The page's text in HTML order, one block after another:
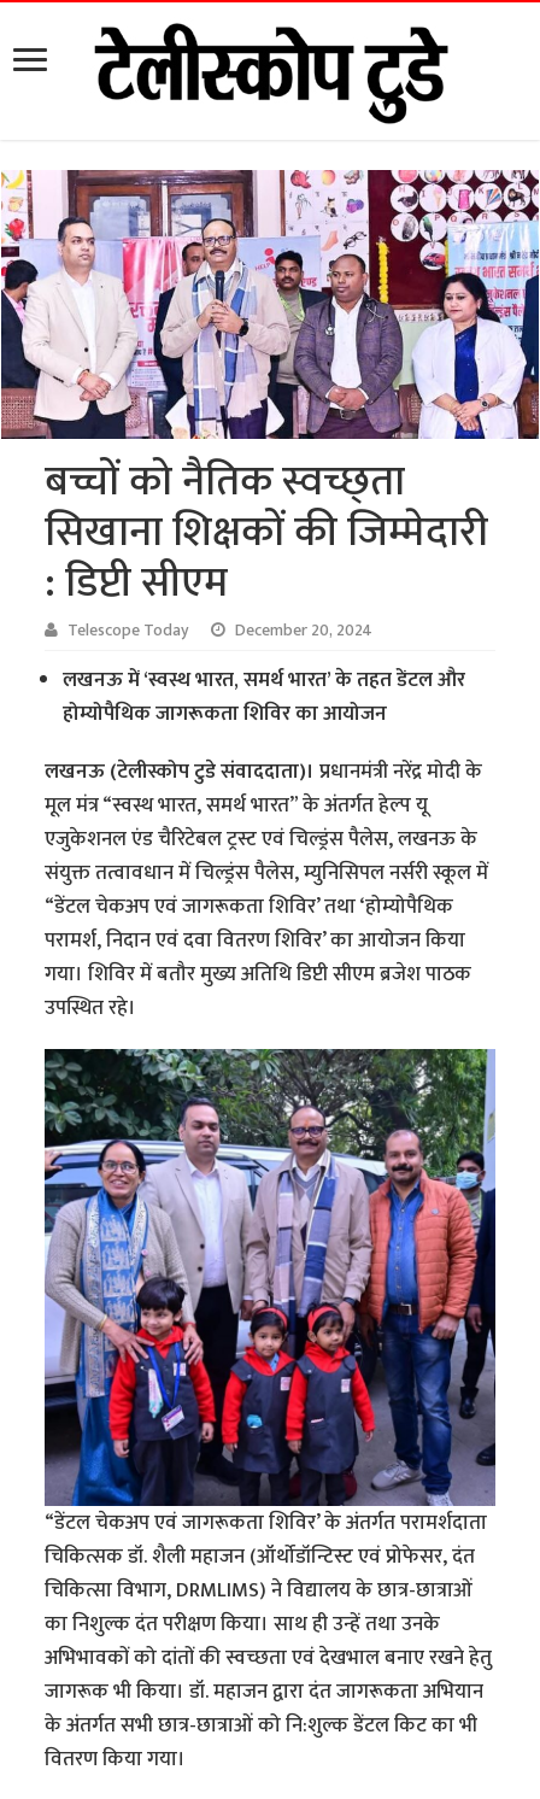
बच्चों को नैतिक स्वच्छ्ता
सिखाना शिक्षकों की जिम्मेदारी
: डिप्टी सीएम
Telescope Today December 20, 2024
लखनऊ में ‘स्वस्थ भारत, समर्थ भारत’ के तहत डेंटल और
होम्योपैथिक जागरूकता शिविर का आयोजन
लखनऊ (टेलीस्कोप टुडे संवाददाता)।प्रधानमंत्री नरेंद्र मोदी के
मूल मंत्र “स्वस्थ भारत, समर्थ भारत” के अंतर्गत हेल्प यू
एजुकेशनल एंड चैरिटेबल ट्रस्ट एवं चिल्ड्रंस पैलेस, लखनऊ के
संयुक्त तत्वावधान में चिल्ड्रंस पैलेस, म्युनिसिपल नर्सरी स्कूल में
“डेंटल चेकअप एवं जागरूकता शिविर’ तथा ‘होम्योपैथिक
परामर्श, निदान एवं दवा वितरण शिविर’ का आयोजन किया
गया। शिविर में बतौर मुख्य अतिथि डिप्टी सीएम ब्रजेश पाठक
उपस्थित रहे।
“डेंटल चेकअप एवं जागरूकता शिविर’ के अंतर्गत परामर्शदाता
चिकित्सक डॉ. शैली महाजन (ऑर्थोडॉन्टिस्ट एवं प्रोफेसर, दंत
चिकित्सा विभाग, DRMLIMS) ने विद्यालय के छात्र-छात्राओं
का निशुल्क दंत परीक्षण किया। साथ ही उन्हें तथा उनके
अभिभावकों को दांतों की स्वच्छता एवं देखभाल बनाए रखने हेतु
जागरूक भी किया। डॉ. महाजन द्वारा दंत जागरूकता अभियान
के अंतर्गत सभी छात्र-छात्राओं को नि:शुल्क डेंटल किट का भी
वितरण किया गया।